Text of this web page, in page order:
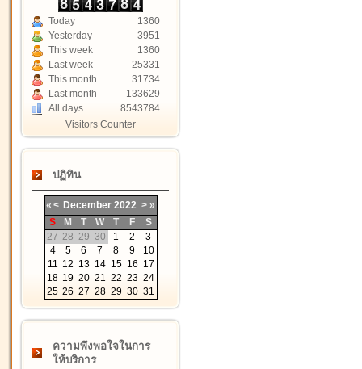
Today
1360
Yesterday
3951
This week
1360
Last week
25331
This month
31734
Last month
133629
All days
8543784
Visitors Counter
ปฏิทิน
« < December 2022 > »
S
M T W T F
S
27 28 29 30 1 2
3
4
5 6 7 8 9
10
11 12 13 14 15 16 17
18 19 20 21 22 23 24
25 26 27 28 29 30 31
ความพึงพอใจในการ
ให้บริการ